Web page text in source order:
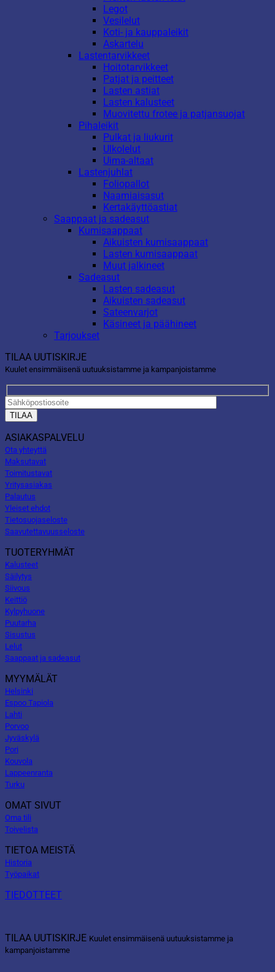
Legot
Vesilelut
Koti- ja kauppaleikit
Askartelu
Lastentarvikkeet
Hoitotarvikkeet
Patjat ja peitteet
Lasten astiat
Lasten kalusteet
Muovitettu frotee ja patjansuojat
Pihaleikit
Pulkat ja liukurit
Ulkolelut
Uima-altaat
Lastenjuhlat
Foliopallot
Naamiaisasut
Kertakäyttöastiat
Saappaat ja sadeasut
Kumisaappaat
Aikuisten kumisaappaat
Lasten kumisaappaat
Muut jalkineet
Sadeasut
Lasten sadeasut
Aikuisten sadeasut
Sateenvarjot
Käsineet ja päähineet
Tarjoukset
TILAA UUTISKIRJE
Kuulet ensimmäisenä uutuuksistamme ja kampanjoistamme
ASIAKASPALVELU
Ota yhteyttä
Maksutavat
Toimitustavat
Yritysasiakas
Palautus
Yleiset ehdot
Tietosuojaseloste
Saavutettavuusseloste
TUOTERYHMÄT
Kalusteet
Säilytys
Siivous
Keittiö
Kylpyhuone
Puutarha
Sisustus
Lelut
Saappaat ja sadeasut
MYYMÄLÄT
Helsinki
Espoo Tapiola
Lahti
Porvoo
Jyväskylä
Pori
Kouvola
Lappeenranta
Turku
OMAT SIVUT
Oma tili
Toivelista
TIETOA MEISTÄ
Historia
Työpaikat
TIEDOTTEET
TILAA UUTISKIRJE Kuulet ensimmäisenä uutuuksistamme ja
kampanjoistamme